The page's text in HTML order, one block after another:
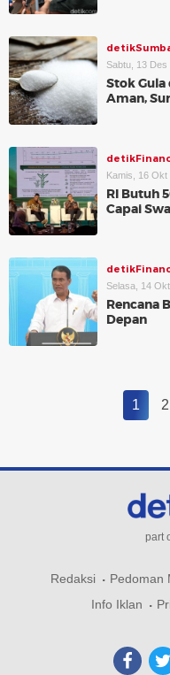
Sabtu, 13
Stok Gula
Aman,
Kamis, 16 Okt
RI Butuh
Capai
Selasa, 14
Rencana
Depan
1 2
part
Redaksi Pedoman
Info Iklan